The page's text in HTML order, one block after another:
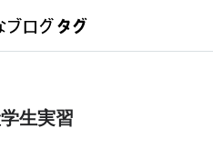
生実習